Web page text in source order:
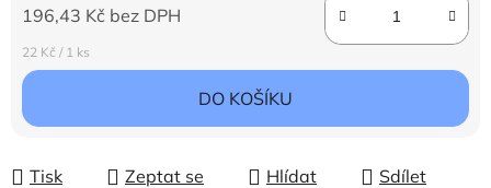
196,43 Kč bez DPH
Měrná cena:
22 Kč / 1 ks
DO KOŠÍKU
Tisk Zeptat se Hlídat Sdílet